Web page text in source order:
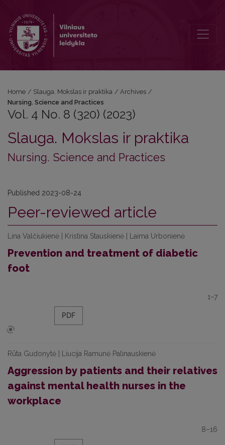
Home / Slauga. Mokslas ir praktika / Archives /
Nursing. Science and Practices
Vol. 4 No. 8 (320) (2023)
Slauga. Mokslas ir praktika
Nursing. Science and Practices
Published 2023-08-24
Peer-reviewed article
Lina Valčiukienė | Kristina Stauskienė | Laima Urbonienė
Prevention and treatment of diabetic
foot
1–7
PDF
Rūta Gudonytė | Liucija Ramunė Palinauskienė
Aggression by patients and their relatives
against mental health nurses in the
workplace
8–16